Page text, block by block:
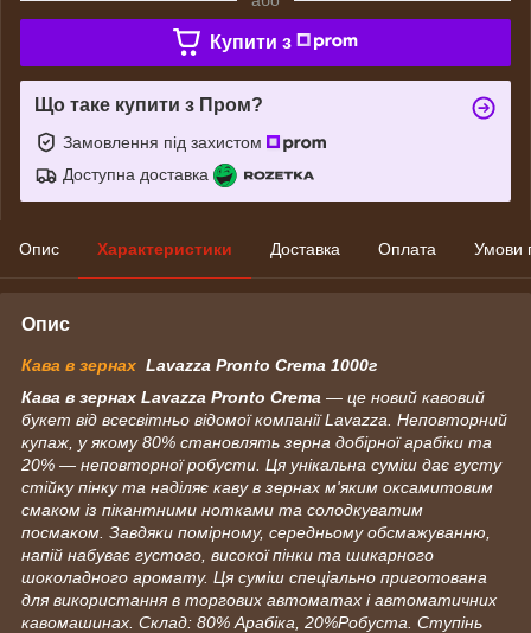
Купити з
Що таке купити з Пром?
Замовлення під захистом
Доступна доставка
Опис Характеристики Доставка Оплата Умови
Опис
Кава в зернах Lavazza Pronto Crema 1000г
Кава в зернах Lavazza Pronto Crema — це новий кавовий
букет від всесвітньо відомої компанії Lavazza. Неповторний
купаж, у якому 80% становлять зерна добірної арабіки та
20% — неповторної робусти. Ця унікальна суміш дає густу
стійку пінку та наділяє каву в зернах м'яким оксамитовим
смаком із пікантними нотками та солодкуватим
посмаком. Завдяки помірному, середньому обсмажуванню,
напій набуває густого, високої пінки та шикарного
шоколадного аромату. Ця суміш спеціально приготована
для використання в торгових автоматах і автоматичних
кавомашинах. Склад: 80% Арабіка, 20%Робуста. Ступінь